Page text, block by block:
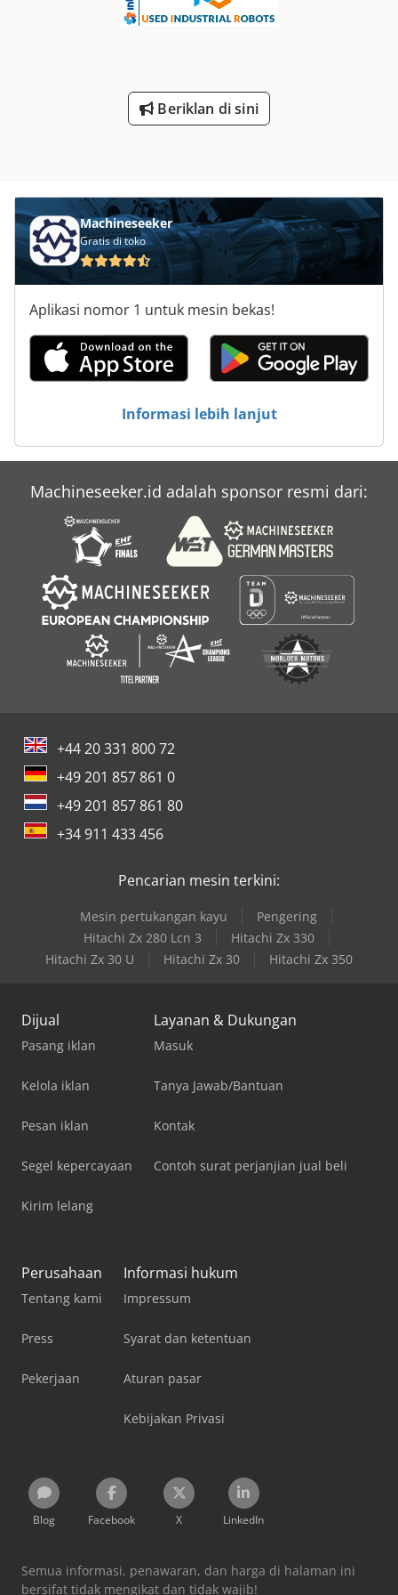
1. Mineralaufbereitung: Herstellung ultrafeiner Pulver für
von Industrieabfällen zur Wiederverwertung. ♻️ 🌟 Fazit Ob
Bauindustrie, Materialverarbeitung oder Hightech-
Fertigung: Zementmühle und Ultrafein-Mahlmühle sind
noch heute und erfahren Sie mehr über diese innovativen
Maschinen und deren Potenzial zur Optimierung Ihrer
Prozesse! 📞
Beriklan di sini
Machineseeker
Gratis di toko
Aplikasi nomor 1 untuk mesin bekas!
Informasi lebih lanjut
Machineseeker.id adalah sponsor resmi dari:
+44 20 331 800 72
+49 201 857 861 0
+49 201 857 861 80
+34 911 433 456
Pencarian mesin terkini:
Mesin pertukangan kayu
Pengering
Hitachi Zx 280 Lcn 3
Hitachi Zx 330
Hitachi Zx 30 U
Hitachi Zx 30 Hitachi Zx 350
Dijual
Pasang iklan
Kelola iklan
Pesan iklan
Segel kepercayaan
Kirim lelang
Layanan & Dukungan
Masuk
Tanya Jawab/Bantuan
Kontak
Contoh surat perjanjian jual beli
Perusahaan
Tentang kami
Press
Pekerjaan
Informasi hukum
Impressum
Syarat dan ketentuan
Aturan pasar
Kebijakan Privasi
Blog Facebook X LinkedIn
Semua informasi, penawaran, dan harga di halaman ini
bersifat tidak mengikat dan tidak wajib!